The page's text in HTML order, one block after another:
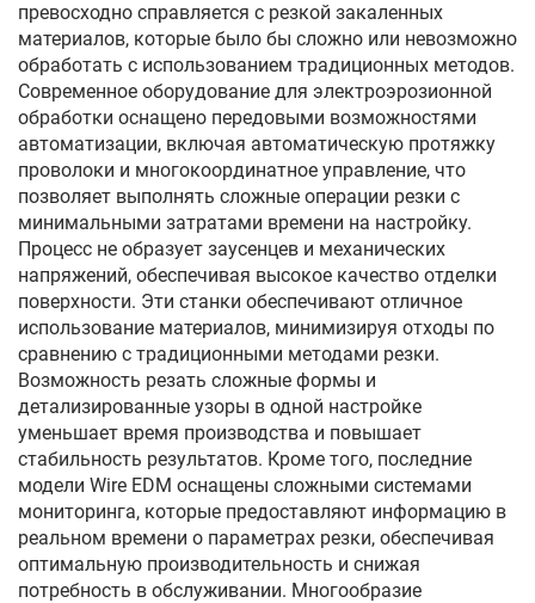
превосходно справляется с резкой закаленных
материалов, которые было бы сложно или невозможно
обработать с использованием традиционных методов.
Современное оборудование для электроэрозионной
обработки оснащено передовыми возможностями
автоматизации, включая автоматическую протяжку
проволоки и многокоординатное управление, что
позволяет выполнять сложные операции резки с
минимальными затратами времени на настройку.
Процесс не образует заусенцев и механических
напряжений, обеспечивая высокое качество отделки
поверхности. Эти станки обеспечивают отличное
использование материалов, минимизируя отходы по
сравнению с традиционными методами резки.
Возможность резать сложные формы и
детализированные узоры в одной настройке
уменьшает время производства и повышает
стабильность результатов. Кроме того, последние
модели Wire EDM оснащены сложными системами
мониторинга, которые предоставляют информацию в
реальном времени о параметрах резки, обеспечивая
оптимальную производительность и снижая
потребность в обслуживании. Многообразие